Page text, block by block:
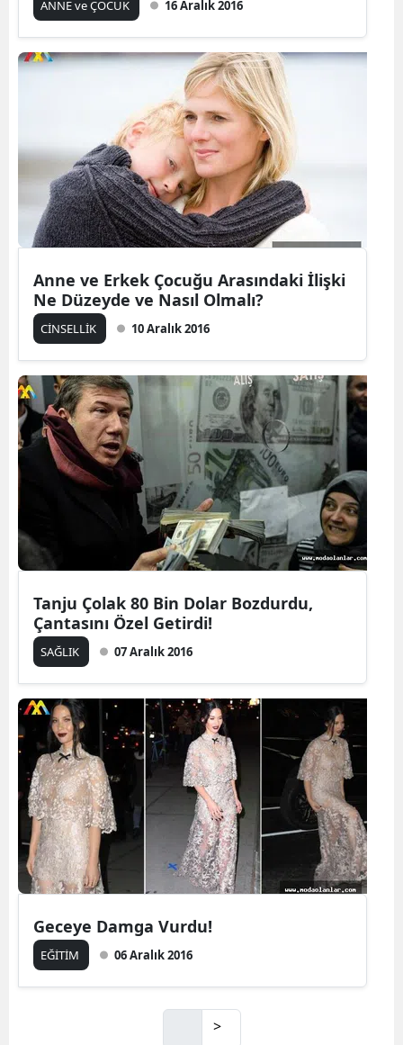
ANNE ve ÇOCUK 16 Aralık 2016
Anne ve Erkek Çocuğu Arasındaki İlişki
Ne Düzeyde ve Nasıl Olmalı?
CİNSELLİK 10 Aralık 2016
Tanju Çolak 80 Bin Dolar Bozdurdu,
Çantasını Özel Getirdi!
SAĞLIK 07 Aralık 2016
Geceye Damga Vurdu!
EĞİTİM 06 Aralık 2016
>